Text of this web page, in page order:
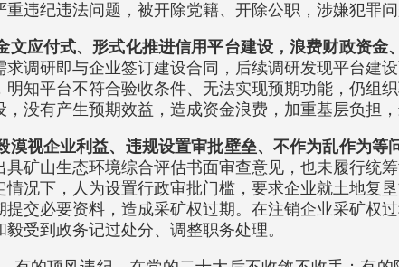
违纪违法问题，被开除党籍、开除公职，涉嫌犯罪
应付式、形式化推进信用平台建设，浪费财政资金
调研即与企业签订建设合同，后续调研发现平台建
知平台不符合验收条件、无法实现预期功能，仍组
没有产生预期效益，造成资金浪费，加重基层负担
视企业利益、违规设置审批壁垒、不作为乱作为等
矿山生态环境综合评估书面审查意见，也未履行统
况下，人为设置行政审批门槛，要求企业就土地复
交必要资料，造成采矿权过期。在注销企业采矿权
受到政务记过处分、调整职务处理。